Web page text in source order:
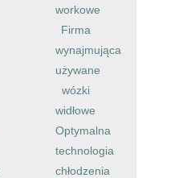
workowe
Firma
wynajmująca
używane
wózki
widłowe
Optymalna
technologia
chłodzenia